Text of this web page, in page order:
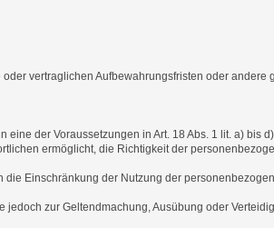
vertraglichen Aufbewahrungsfristen oder
der Voraussetzungen in Art. 18 Abs. 1 lit. a) bis
ermöglicht, die Richtigkeit der
Einschränkung der Nutzung der
zur Geltendmachung, Ausübung oder